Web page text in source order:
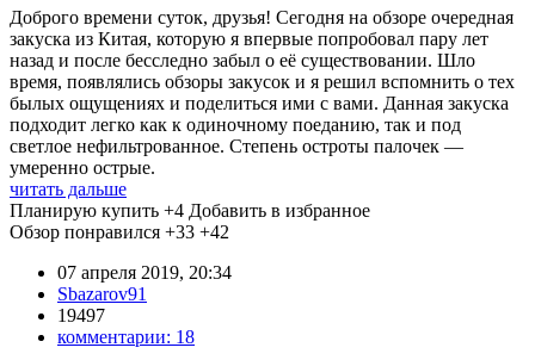
Доброго времени суток, друзья! Сегодня на обзоре очередная
закуска из Китая, которую я впервые попробовал пару лет
назад и после бесследно забыл о её существовании. Шло
время, появлялись обзоры закусок и я решил вспомнить о тех
былых ощущениях и поделиться ими с вами. Данная закуска
подходит легко как к одиночному поеданию, так и под
светлое нефильтрованное. Степень остроты палочек —
умеренно острые.
читать дальше
Планирую купить +4 Добавить в избранное
Обзор понравился +33 +42
07 апреля 2019, 20:34
Sbazarov91
19497
комментарии: 18